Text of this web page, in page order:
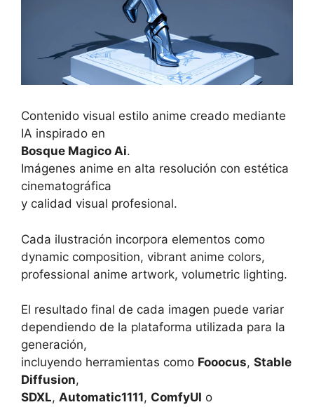
Contenido visual estilo anime creado mediante
IA inspirado en
Bosque Magico Ai.
Imágenes anime en alta resolución con estética
cinematográfica
y calidad visual profesional.
Cada ilustración incorpora elementos como
dynamic composition, vibrant anime colors,
professional anime artwork, volumetric lighting.
El resultado final de cada imagen puede variar
dependiendo de la plataforma utilizada para la
generación,
incluyendo herramientas como Fooocus, Stable
Diffusion,
SDXL, Automatic1111, ComfyUI o